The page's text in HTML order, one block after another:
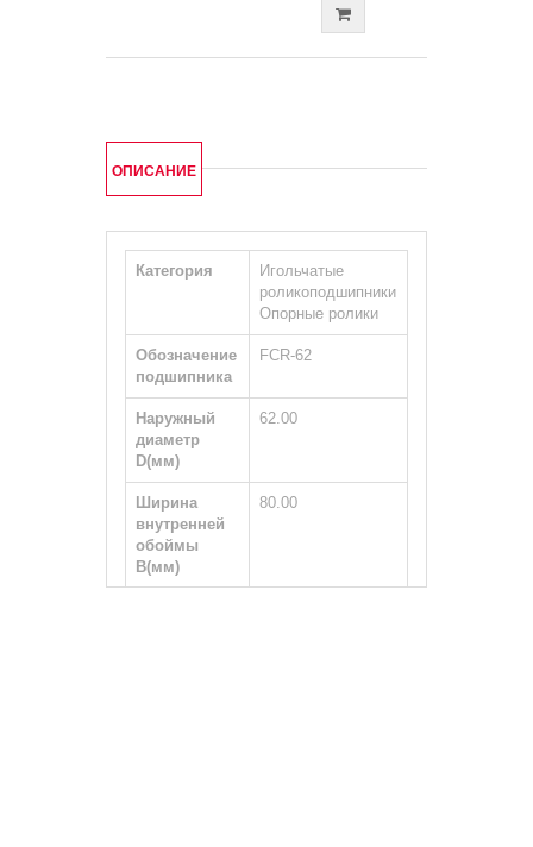
ОПИСАНИЕ
Категория
Игольчатые
роликоподшипники
Опорные ролики
Обозначение
подшипника
FCR-62
Наружный
диаметр
D(мм)
62.00
Ширина
внутренней
обоймы
B(мм)
80.00